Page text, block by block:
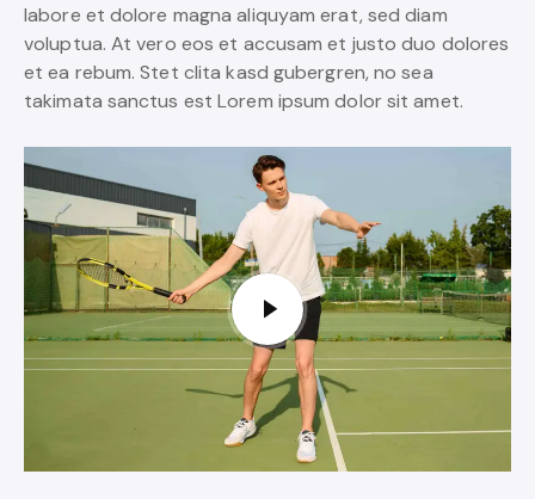
labore et dolore magna aliquyam erat, sed diam
voluptua. At vero eos et accusam et justo duo dolores
et ea rebum. Stet clita kasd gubergren, no sea
takimata sanctus est Lorem ipsum dolor sit amet.